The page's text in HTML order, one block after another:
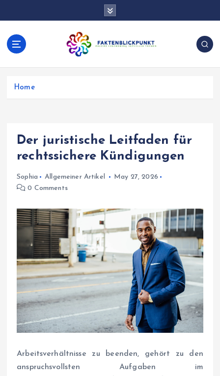
Präzise Einordnung aktueller Themen
Home
Der juristische Leitfaden für
rechtssichere Kündigungen
Sophia Allgemeiner Artikel
May 27, 2026
0 Comments
Arbeitsverhältnisse zu beenden, gehört zu den
anspruchsvollsten Aufgaben im